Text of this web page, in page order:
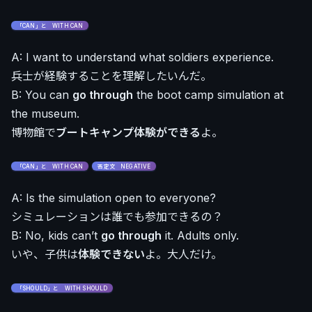
「CAN」と WITH CAN
A: I want to understand what soldiers experience.
兵士が経験することを理解したいんだ。
B: You can go through the boot camp simulation at
the museum.
博物館でブートキャンプ体験ができる よ。
「CAN」と WITH CAN 否定文 NEGATIVE
A: Is the simulation open to everyone?
シミュレーションは誰でも参加できるの？
B: No, kids can’t go through it. Adults only.
いや、子供は体験できないよ。大人だけ。
「SHOULD」と WITH SHOULD